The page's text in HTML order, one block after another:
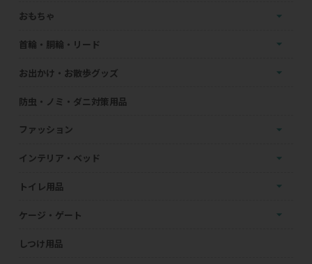
おもちゃ
首輪・胴輪・リード
お出かけ・お散歩グッズ
防虫・ノミ・ダニ対策用品
ファッション
インテリア・ベッド
トイレ用品
ケージ・ゲート
しつけ用品